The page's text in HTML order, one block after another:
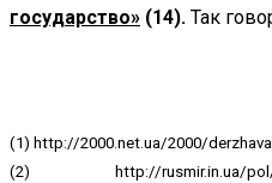
государство» (14). Так
(1) http://2000.net.ua/2000/
(2) http://rusmir.in.ua/pol/